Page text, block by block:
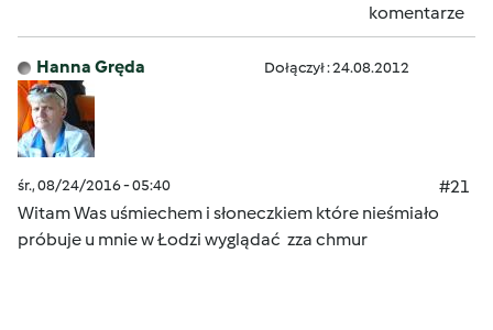
komentarze
Hanna Gręda Dołączył : 24.08.2012
śr., 08/24/2016 - 05:40
#21
Witam Was uśmiechem i słoneczkiem które nieśmiało
próbuje u mnie w Łodzi wyglądać zza chmur